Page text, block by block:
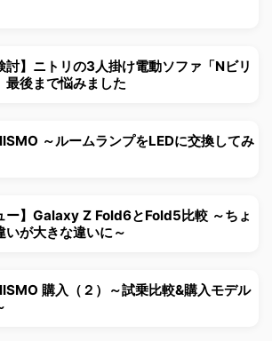
討】ニトリの3人掛け電動ソファ「Nビリ
最後まで悩みました
～ルームランプをLEDに交換してみ
ー】Galaxy Z Fold6とFold5比較 ～ちょ
いが大きな違いに～
購入（２）～試乗比較&購入モデル